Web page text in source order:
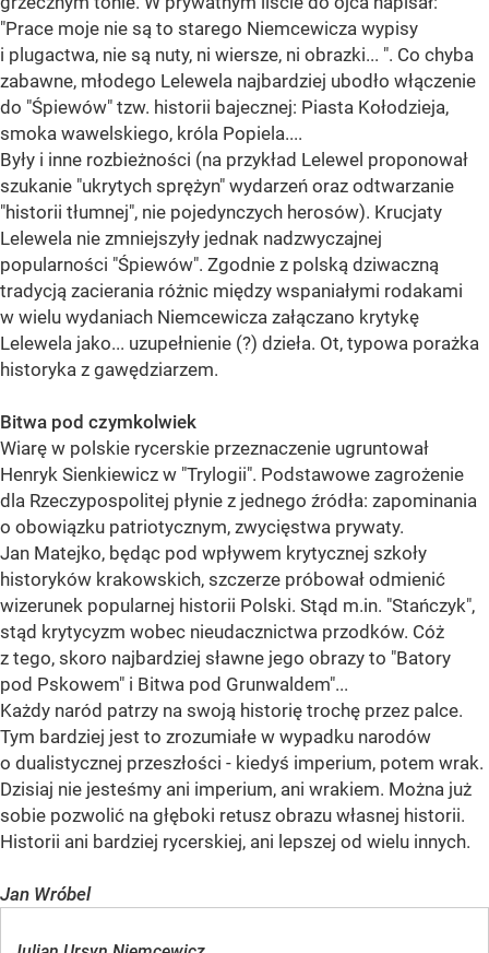
"Prace moje nie są to starego Niemcewicza wypisy
i plugactwa, nie są nuty, ni wiersze, ni obrazki... ". Co chyba
zabawne, młodego Lelewela najbardziej ubodło włączenie
do "Śpiewów" tzw. historii bajecznej: Piasta Kołodzieja,
smoka wawelskiego, króla Popiela....
Były i inne rozbieżności (na przykład Lelewel proponował
szukanie "ukrytych sprężyn" wydarzeń oraz odtwarzanie
"historii tłumnej", nie pojedynczych herosów). Krucjaty
Lelewela nie zmniejszyły jednak nadzwyczajnej
popularności "Śpiewów". Zgodnie z polską dziwaczną
tradycją zacierania różnic między wspaniałymi rodakami
w wielu wydaniach Niemcewicza załączano krytykę
Lelewela jako... uzupełnienie (?) dzieła. Ot, typowa porażka
historyka z gawędziarzem.
Bitwa pod czymkolwiek
Wiarę w polskie rycerskie przeznaczenie ugruntował
Henryk Sienkiewicz w "Trylogii". Podstawowe zagrożenie
dla Rzeczypospolitej płynie z jednego źródła: zapominania
o obowiązku patriotycznym, zwycięstwa prywaty.
Jan Matejko, będąc pod wpływem krytycznej szkoły
historyków krakowskich, szczerze próbował odmienić
wizerunek popularnej historii Polski. Stąd m.in. "Stańczyk",
stąd krytycyzm wobec nieudacznictwa przodków. Cóż
z tego, skoro najbardziej sławne jego obrazy to "Batory
pod Pskowem" i Bitwa pod Grunwaldem"...
Każdy naród patrzy na swoją historię trochę przez palce.
Tym bardziej jest to zrozumiałe w wypadku narodów
o dualistycznej przeszłości - kiedyś imperium, potem wrak.
Dzisiaj nie jesteśmy ani imperium, ani wrakiem. Można już
sobie pozwolić na głęboki retusz obrazu własnej historii.
Historii ani bardziej rycerskiej, ani lepszej od wielu innych.
Jan Wróbel